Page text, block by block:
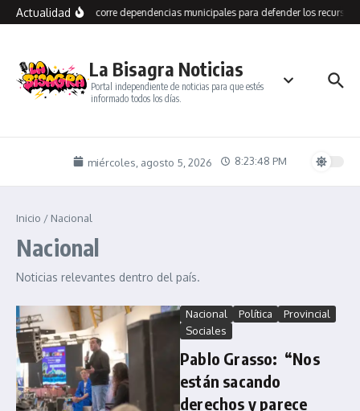
Saltar al contenido
ActualidadGrasso recorre dependencias municipales para defender los recursos
La Bisagra Noticias
Portal independiente de noticias para que estés
informado todos los días.
miércoles, agosto 5, 2026 8:23:49 PM
Inicio / Nacional
Nacional
Noticias relevantes dentro del país.
Nacional Política
Provincial
Sociales
Pablo Grasso: “Nos
están sacando
derechos y parece